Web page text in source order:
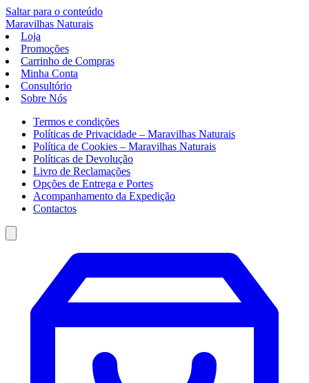
Saltar para o conteúdo
Maravilhas Naturais
Loja
Promoções
Carrinho de Compras
Minha Conta
Consultório
Sobre Nós
Termos e condições
Políticas de Privacidade – Maravilhas Naturais
Política de Cookies – Maravilhas Naturais
Políticas de Devolução
Livro de Reclamações
Opções de Entrega e Portes
Acompanhamento da Expedição
Contactos